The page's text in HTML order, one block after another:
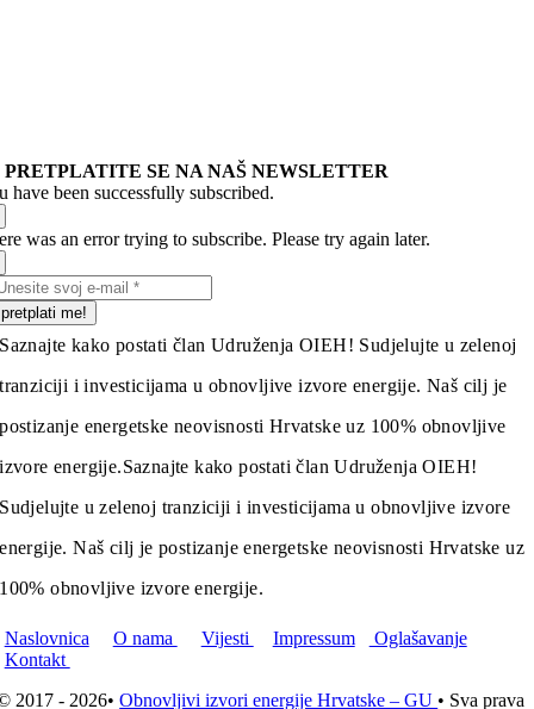
PRETPLATITE SE NA NAŠ NEWSLETTER
have been successfully subscribed.
was an error trying to subscribe. Please try again later.
pretplati me!
Saznajte kako postati član Udruženja OIEH! Sudjelujte u zelenoj
tranziciji i investicijama u obnovljive izvore energije. Naš cilj je
postizanje energetske neovisnosti Hrvatske uz 100% obnovljive
izvore energije.Saznajte kako postati član Udruženja OIEH!
Sudjelujte u zelenoj tranziciji i investicijama u obnovljive izvore
energije. Naš cilj je postizanje energetske neovisnosti Hrvatske uz
100% obnovljive izvore energije.
Naslovnica O nama Vijesti Impressum
Oglašavanje
Kontakt
2017 - 2026•Obnovljivi izvori energije Hrvatske – GU • Sva prava